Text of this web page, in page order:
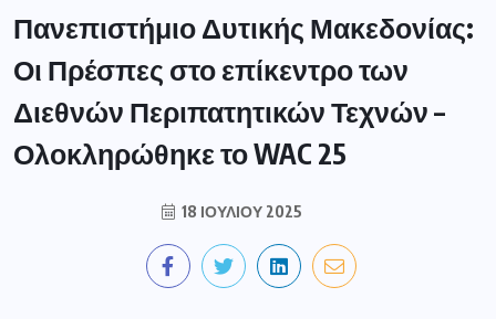
Πανεπιστήμιο Δυτικής Μακεδονίας:
Οι Πρέσπες στο επίκεντρο των
Διεθνών Περιπατητικών Τεχνών –
Ολοκληρώθηκε το WAC 25
18 ΙΟΥΛΊΟΥ 2025